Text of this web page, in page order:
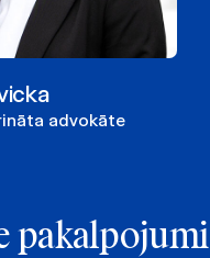
advokāte
pakalpojumi